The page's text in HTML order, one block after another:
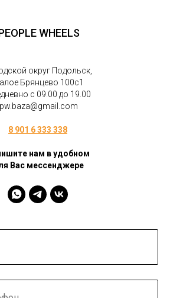
WHEELS
округ Подольск,
Брянцево 100с1
с 09.00 до 19.00
8 901 6 333 338
нам в удобном
Вас мессенджере